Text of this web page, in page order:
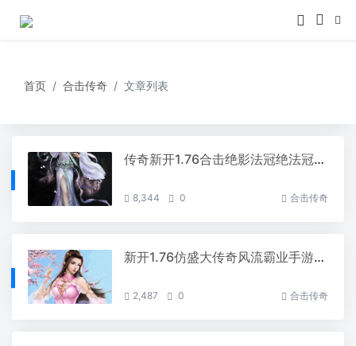
首页 合击传奇 文章列表
传奇新开1.76合击绝影法冠绝法冠绝装备永远是玩家的梦想
8,344 0 合击传奇
新开1.76仿盛大传奇风流霸业手游来袭，共赏风景全景
2,487 0 合击传奇